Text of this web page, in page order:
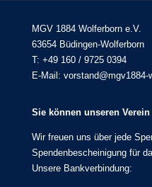
MGV 1884 Wolferborn e.V.
63654 Büdingen-Wolferborn
T: +49 160 / 9725 0394
E-Mail: vorstand@mgv1884-
Sie können unseren
Wir freuen uns über jede
Spendenbescheinigung für
Unsere Bankverbindung: